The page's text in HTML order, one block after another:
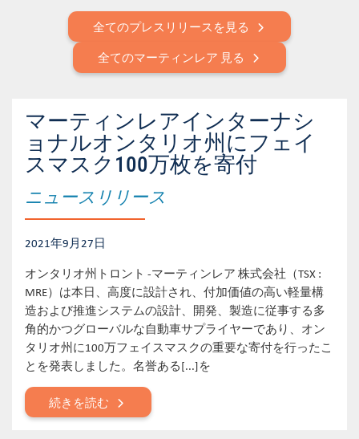
全てのプレスリリースを見る
全てのマーティンレア 見る
マーティンレアインターナシ
ョナルオンタリオ州にフェイ
スマスク100万枚を寄付
ニュースリリース
2021年9月27日
オンタリオ州トロント -マーティンレア 株式会社（TSX :
MRE）は本日、高度に設計され、付加価値の高い軽量構
造および推進システムの設計、開発、製造に従事する多
角的かつグローバルな自動車サプライヤーであり、オン
タリオ州に100万フェイスマスクの重要な寄付を行ったこ
とを発表しました。名誉ある[...]を
続きを読む